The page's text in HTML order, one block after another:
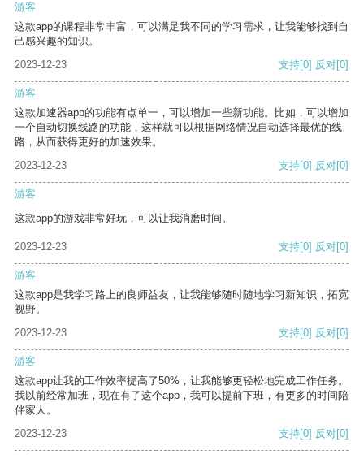
游客
这款app的课程非常丰富，可以满足我不同的学习需求，让我能够找到自
己感兴趣的知识。
2023-12-23
支持[0] 反对[0]
游客
这款加速器app的功能有点单一，可以增加一些新功能。比如，可以增加
一个自动切换线路的功能，这样就可以根据网络情况自动选择最优的线
路，从而获得更好的加速效果。
2023-12-23
支持[0] 反对[0]
游客
这款app的游戏非常好玩，可以让我消磨时间。
2023-12-23 支持[0] 反对[0]
游客
这款app是我学习路上的良师益友，让我能够随时随地学习新知识，拓宽
视野。
2023-12-23
支持[0] 反对[0]
游客
这款app让我的工作效率提高了50%，让我能够更轻松地完成工作任务。
我以前经常加班，现在有了这个app，我可以提前下班，有更多的时间陪
伴家人。
2023-12-23
支持[0] 反对[0]